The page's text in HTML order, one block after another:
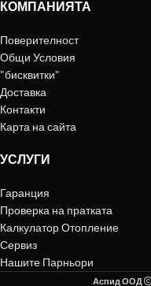
КОМПАНИЯТА
Поверителност
Общи Условия
"бисквитки"
Доставка
Контакти
Карта на сайта
УСЛУГИ
Гаранция
Проверка на пратката
Калкулатор Отопление
Сервиз
Нашите Парньори
Аспид ООД